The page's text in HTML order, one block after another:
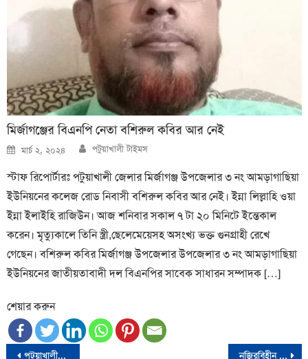
মির্জাগঞ্জের বিএনপি নেতা বশিরুল কবির আর নেই
Posted
on
মার্চ ২, ২০২৪ Author
পটুয়াখালী টাইমস
স্টাফ রিপোর্টারঃ পটুয়াখালী জেলার মির্জাগঞ্জ উপজেলার ৩ নং আমড়াগাছিয়া
ইউনিয়নের কলেজ রোড নিবাসী বশিরুল কবির আর নেই। ইন্না লিল্লাহি ওয়া
ইন্না ইলাইহি রাজিউন। আজ শনিবার সকাল ৭ টা ২০ মিনিটে ইন্তেকাল
করেন। মৃত্যুকালে তিনি স্ত্রী,ছেলেমেয়েসহ অসংখ্য ভক্ত গুনগ্রাহী রেখে
গেছেন। বশিরুল কবির মির্জাগঞ্জ উপজেলার উপজেলার ৩ নং আমড়াগাছিয়া
ইউনিয়নের জাতীয়তাবাদী দল বিএনপির সাবেক সাধারন সম্পাদক […]
শেয়ার করুন
পটুয়াখালীতে আ’লীগ নেতা আফজাল হোসেনের ভাইয়ের নেতৃত্বে রুহুল আমিন হাওলাদারের ওপর হামলা নজিরবিহীন ভোটবিমুখতায় শেষ হলো দ্বাদশ সংসদ নির্বাচন